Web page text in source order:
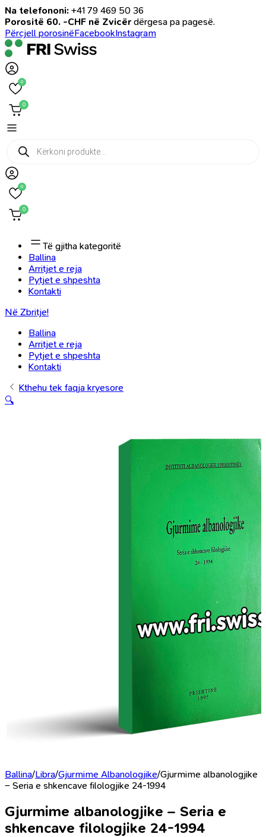
Na telefononi: +41 79 469 50 36
Porositë 60. -CHF në Zvicër dërgesa pa pagesë.
Përcjell porosinëFacebookInstagram
0
0
Products
search
0
0
Të gjitha kategoritë
Ballina
Arritjet e reja
Pytjet e shpeshta
Kontakti
Në Zbritje!
Ballina
Arritjet e reja
Pytjet e shpeshta
Kontakti
Kthehu tek faqja kryesore
🔍
Ballina/Libra/Gjurmime Albanologjike/Gjurmime albanologjike
– Seria e shkencave filologjike 24-1994
Gjurmime albanologjike – Seria e
shkencave filologjike 24-1994